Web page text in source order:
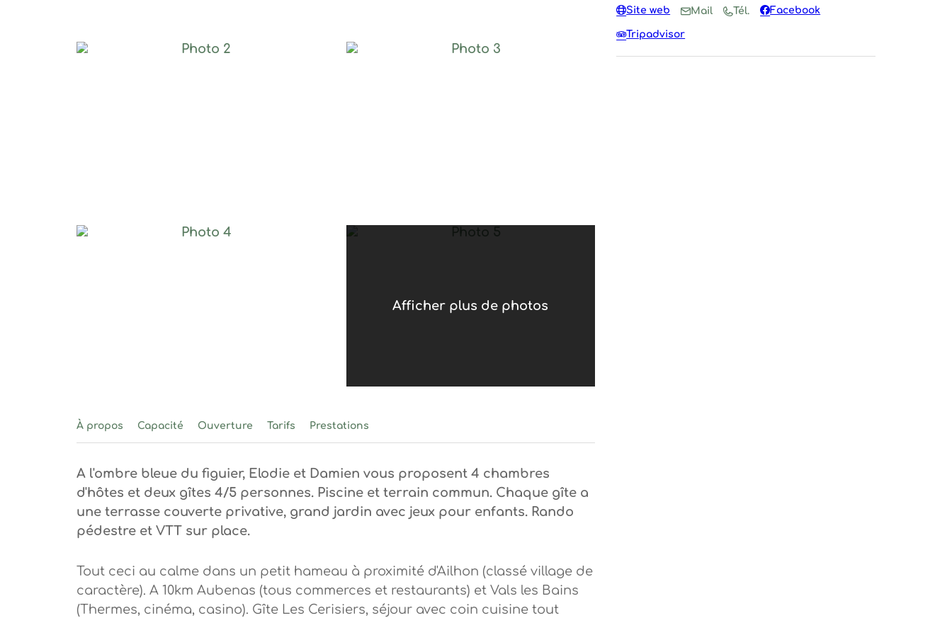
Photo 2 Photo 3
Photo 4
Afficher plus de photos
Photo 5
À propos Capacité Ouverture Tarifs Prestations
A l'ombre bleue du figuier, Elodie et Damien vous proposent 4 chambres
d'hôtes et deux gîtes 4/5 personnes. Piscine et terrain commun. Chaque gîte a
une terrasse couverte privative, grand jardin avec jeux pour enfants. Rando
pédestre et VTT sur place.
Tout ceci au calme dans un petit hameau à proximité d'Ailhon (classé village de
caractère). A 10km Aubenas (tous commerces et restaurants) et Vals les Bains
(Thermes, cinéma, casino). Gîte Les Cerisiers, séjour avec coin cuisine tout
Site web Mail Tél. Facebook
Tripadvisor